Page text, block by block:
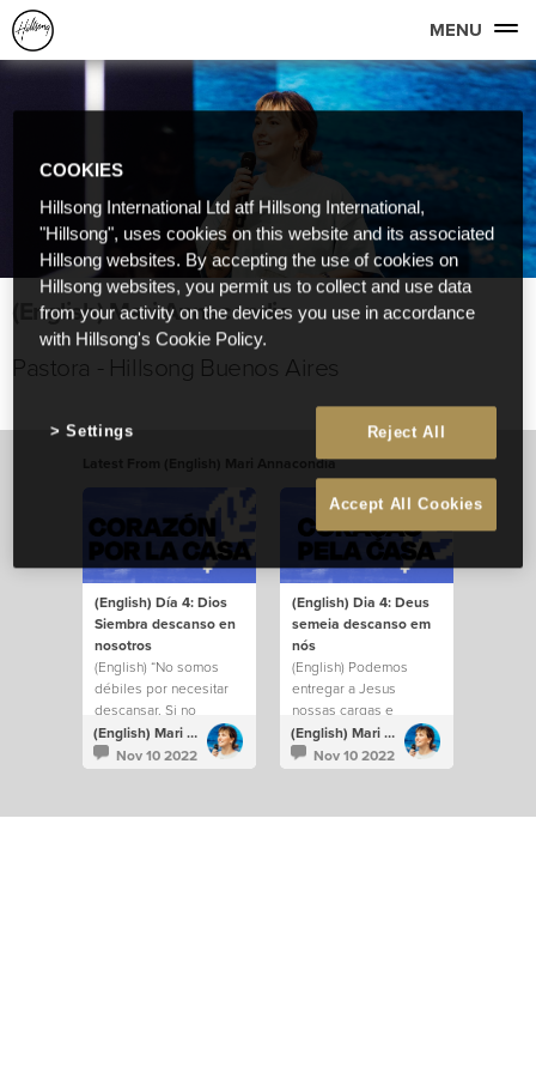
MENU
(English) Mari Annacondia
Pastora - Hillsong Buenos Aires
Latest From (English) Mari Annacondia
(English) Día 4: Dios
Siembra descanso en
nosotros
(English) “No somos
débiles por necesitar
descansar. Si no
encontramos descanso
para nuestro cuerpo y
alma, será difícil
Dios nos dio y sus
(English) Mari Annacondia
Nov 10 2022
(English) Dia 4: Deus
semeia descanso em
nós
(English) Podemos
entregar a Jesus
nossas cargas e
experimentar um
descanso.
(English) Mari Annacondia
Nov 10 2022
COOKIES
Hillsong International Ltd atf Hillsong International,
"Hillsong", uses cookies on this website and its associated
Hillsong websites. By accepting the use of cookies on
Hillsong websites, you permit us to collect and use data
from your activity on the devices you use in accordance
with Hillsong's Cookie Policy.
Reject All
Accept All Cookies
Settings